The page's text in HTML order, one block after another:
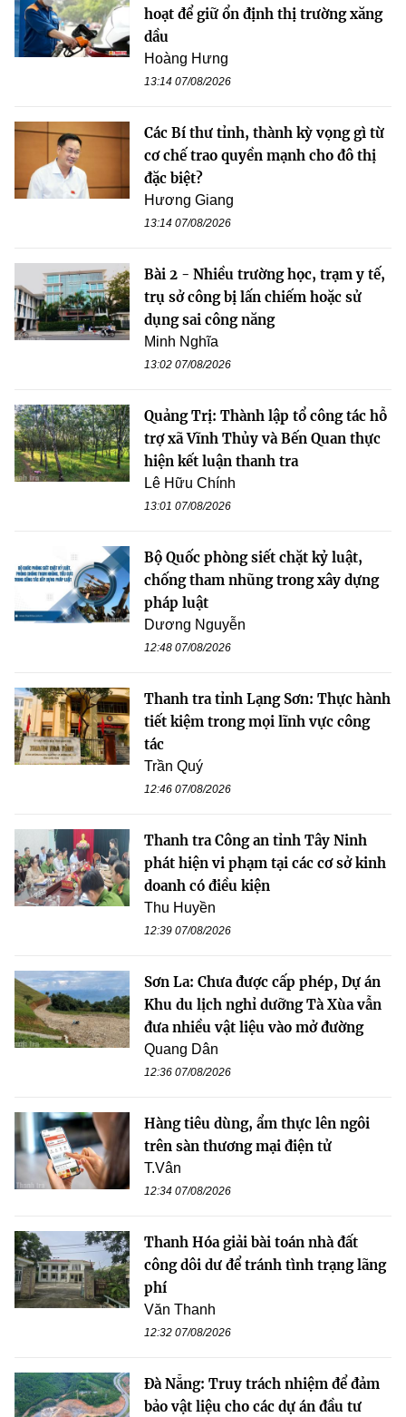
hoạt để giữ ổn định thị trường xăng
dầu
Hoàng Hưng
13:14 07/08/2026
Các Bí thư tỉnh, thành kỳ vọng gì từ
cơ chế trao quyền mạnh cho đô thị
đặc biệt?
Hương Giang
13:14 07/08/2026
Bài 2 - Nhiều trường học, trạm y tế,
trụ sở công bị lấn chiếm hoặc sử
dụng sai công năng
Minh Nghĩa
13:02 07/08/2026
Quảng Trị: Thành lập tổ công tác hỗ
trợ xã Vĩnh Thủy và Bến Quan thực
hiện kết luận thanh tra
Lê Hữu Chính
13:01 07/08/2026
Bộ Quốc phòng siết chặt kỷ luật,
chống tham nhũng trong xây dựng
pháp luật
Dương Nguyễn
12:48 07/08/2026
Thanh tra tỉnh Lạng Sơn: Thực hành
tiết kiệm trong mọi lĩnh vực công
tác
Trần Quý
12:46 07/08/2026
Thanh tra Công an tỉnh Tây Ninh
phát hiện vi phạm tại các cơ sở kinh
doanh có điều kiện
Thu Huyền
12:39 07/08/2026
Sơn La: Chưa được cấp phép, Dự án
Khu du lịch nghỉ dưỡng Tà Xùa vẫn
đưa nhiều vật liệu vào mở đường
Quang Dân
12:36 07/08/2026
Hàng tiêu dùng, ẩm thực lên ngôi
trên sàn thương mại điện tử
T.Vân
12:34 07/08/2026
Thanh Hóa giải bài toán nhà đất
công dôi dư để tránh tình trạng lãng
phí
Văn Thanh
12:32 07/08/2026
Đà Nẵng: Truy trách nhiệm để đảm
bảo vật liệu cho các dự án đầu tư